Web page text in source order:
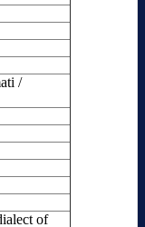
/
of